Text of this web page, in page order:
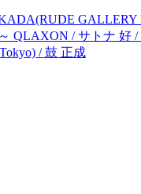
GALLERY
QLAXON / サトナ
/ 鼓 正成